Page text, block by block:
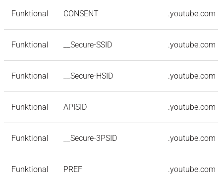
Funktional CONSENT .youtube.com
Funktional __Secure-SSID .youtube.com
Funktional __Secure-HSID .youtube.com
Funktional APISID .youtube.com
Funktional __Secure-3PSID .youtube.com
Funktional PREF .youtube.com